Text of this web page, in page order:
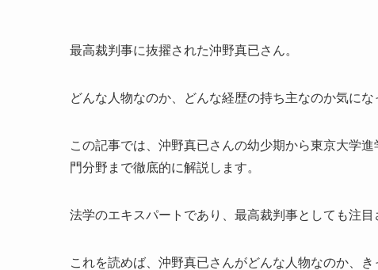
最高裁判事に抜擢された沖野真已さん。
どんな人物なのか、どんな経歴の持ち主なのか気に
この記事では、沖野真已さんの幼少期から東京大学
門分野まで徹底的に解説します。
法学のエキスパートであり、最高裁判事としても注
これを読めば、沖野真已さんがどんな人物なのか、き